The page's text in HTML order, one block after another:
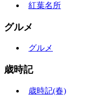
紅葉名所
グルメ
グルメ
歳時記
歳時記(春)